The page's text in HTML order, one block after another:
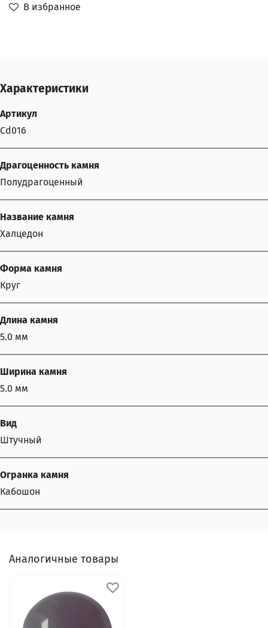
В избранное
Характеристики
Артикул
Cd016
Драгоценность камня
Полудрагоценный
Название камня
Халцедон
Форма камня
Круг
Длина камня
5.0 мм
Ширина камня
5.0 мм
Вид
Штучный
Огранка камня
Кабошон
Аналогичные товары